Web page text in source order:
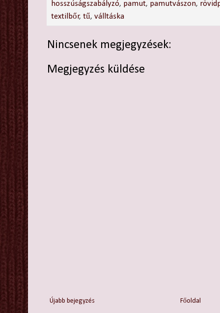
hosszúságszabályzó, pamut, pamutvászon,
textilbőr,tű,válltáska
Nincsenek megjegyzések:
Megjegyzés küldése
Újabb bejegyzés Főoldal